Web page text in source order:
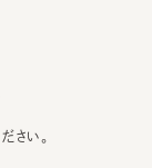
さい。